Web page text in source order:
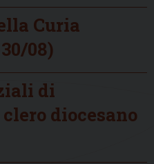
Curia
08)
di
diocesano